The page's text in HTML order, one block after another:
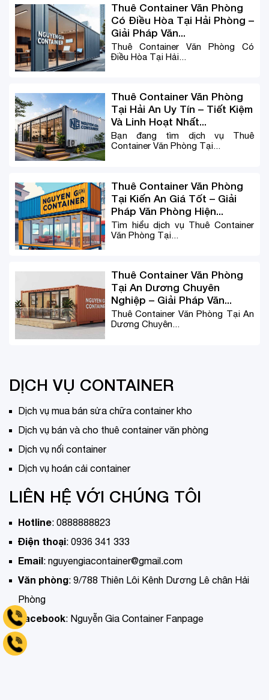
Thuê Container Văn Phòng
Có Điều Hòa Tại Hải Phòng –
Giải Pháp Văn...
Thuê Container Văn Phòng Có
Điều Hòa Tại Hải...
Thuê Container Văn Phòng
Tại Hải An Uy Tín – Tiết Kiệm
Và Linh Hoạt Nhất...
Bạn đang tìm dịch vụ Thuê
Container Văn Phòng Tại...
Thuê Container Văn Phòng
Tại Kiến An Giá Tốt – Giải
Pháp Văn Phòng Hiện...
Tìm hiểu dịch vụ Thuê Container
Văn Phòng Tại...
Thuê Container Văn Phòng
Tại An Dương Chuyên
Nghiệp – Giải Pháp Văn...
Thuê Container Văn Phòng Tại An
Dương Chuyên...
DỊCH VỤ CONTAINER
Dịch vụ mua bán sửa chữa container kho
Dịch vụ bán và cho thuê container văn phòng
Dịch vụ nối container
Dịch vụ hoán cải container
LIÊN HỆ VỚI CHÚNG TÔI
Hotline: 0888888823
Điện thoại: 0936 341 333
Email: nguyengiacontainer@gmail.com
Văn phòng: 9/788 Thiên Lôi Kênh Dương Lê chân Hải
Phòng
Facebook: Nguyễn Gia Container Fanpage
Tell 0936 341 333
Hotline 0888888823